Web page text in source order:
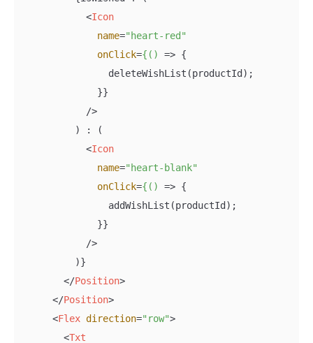
<Icon
name="heart-red"
onClick={() => {
                deleteWishList(productId);
              }}
            />
          ) : (
<Icon
name="heart-blank"
onClick={() => {
                addWishList(productId);
              }}
            />
          )}
</Position>
</Position>
<Flex direction="row">
<Txt